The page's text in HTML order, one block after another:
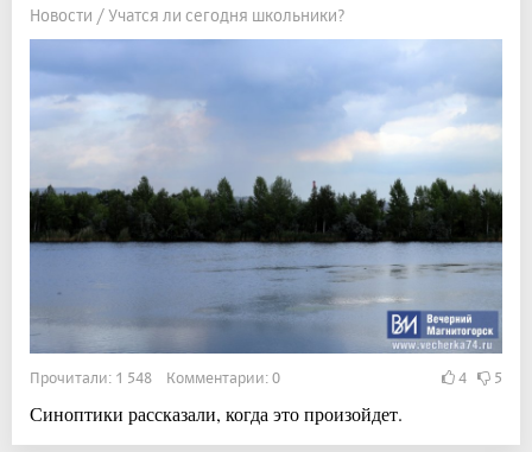
Новости / Учатся ли сегодня школьники?
Прочитали: 1 548 Комментарии: 0 4 5
Синоптики рассказали, когда это произойдет.